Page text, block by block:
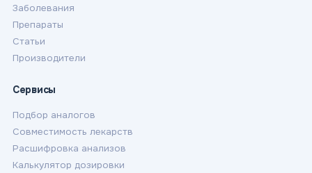
Заболевания
Препараты
Статьи
Производители
Сервисы
Подбор аналогов
Совместимость лекарств
Расшифровка анализов
Калькулятор дозировки